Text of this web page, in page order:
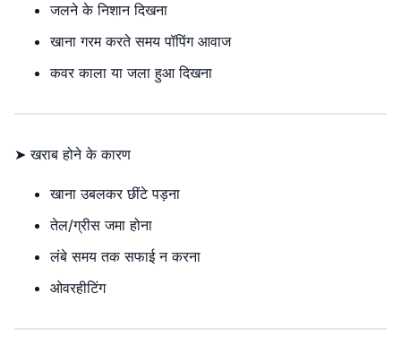
जलने के निशान दिखना
खाना गरम करते समय पॉपिंग आवाज
कवर काला या जला हुआ दिखना
➤ खराब होने के कारण
खाना उबलकर छींटे पड़ना
तेल/ग्रीस जमा होना
लंबे समय तक सफाई न करना
ओवरहीटिंग